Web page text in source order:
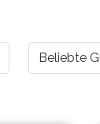
Beliebte